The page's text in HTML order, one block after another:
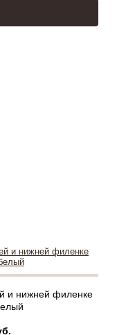
и нижней филенке